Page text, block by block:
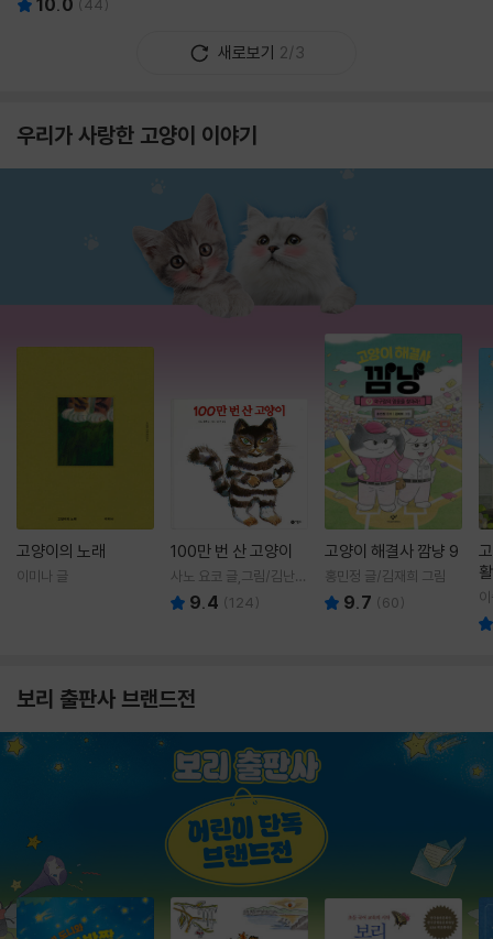
10.0 (44)
새로보기 2/3
우리가 사랑한 고양이 이야기
고양이의 노래
이미나 글
100만 번 산 고양이
사노 요코 글,그림/김난주
역 9.4 (124)
고양이 해결사 깜냥 9
홍민정 글/김재희 그림
9.7 (60)
보리 출판사 브랜드전